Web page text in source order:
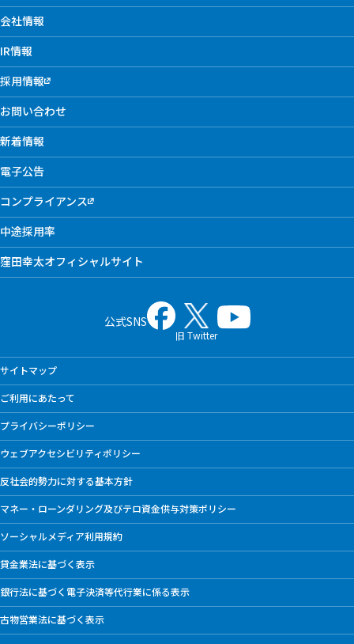
会社情報
IR情報
採用情報
お問い合わせ
新着情報
電子公告
コンプライアンス
中途採用率
窪田幸太オフィシャルサイト
公式SNS
旧 Twitter
サイトマップ
ご利用にあたって
プライバシーポリシー
ウェブアクセシビリティポリシー
反社会的勢力に対する基本方針
マネー・ローンダリング及びテロ資金供与対策ポリシー
ソーシャルメディア利用規約
貸金業法に基づく表示
銀行法に基づく電子決済等代行業に係る表示
古物営業法に基づく表示